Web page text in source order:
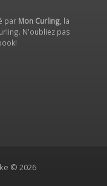
par Mon Curling , la
N'oubliez pas
!
© 2026